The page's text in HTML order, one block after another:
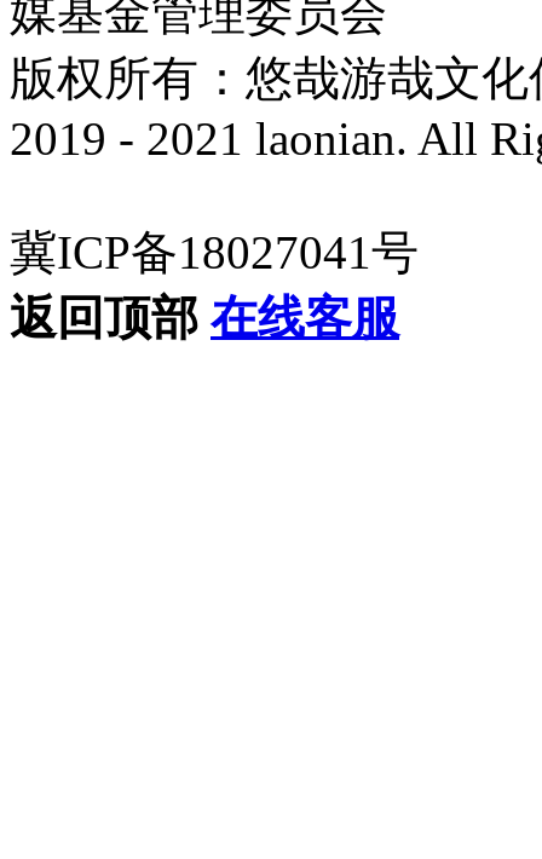
媒基金管理委员会
版权所有：悠哉游哉文
2019 - 2021 laonian. All
冀ICP备18027041号
返回顶部 在线客服